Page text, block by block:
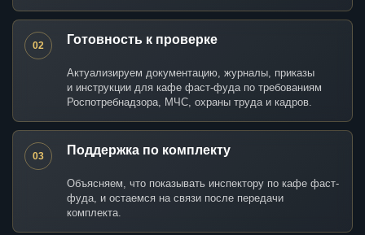
02 Готовность к проверке
Актуализируем документацию, журналы, приказы
и инструкции для кафе фаст-фуда по требованиям
Роспотребнадзора, МЧС, охраны труда и кадров.
03 Поддержка по комплекту
Объясняем, что показывать инспектору по кафе фаст-
фуда, и остаемся на связи после передачи
комплекта.